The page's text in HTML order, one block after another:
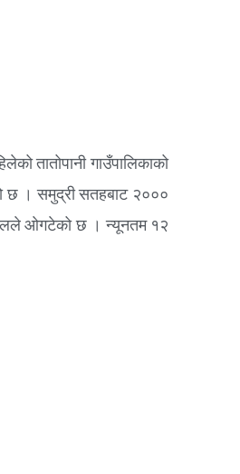
तातोपानी गाउँपालिकाको
छ । समुद्री सतहबाट २०००
ओगटेको छ । न्यूनतम १२